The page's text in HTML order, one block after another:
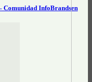
Comunidad InfoBrandsen